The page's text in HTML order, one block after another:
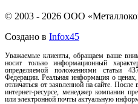
© 2003 - 2026 ООО
Создано в Infox45
Уважаемые клиенты, обращаем ваше
носит только информационный
определяемой положениями статьи
Федерации. Реальная информация о
отличаться от заявленной на сайте.
интернет-ресурсе, менеджер компании
или электронной почты актуальную